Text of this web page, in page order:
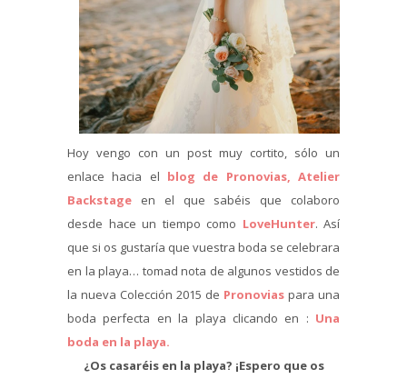
Hoy vengo con un post muy cortito, sólo un
enlace hacia el blog de Pronovias, Atelier
Backstage en el que sabéis que colaboro
desde hace un tiempo como LoveHunter. Así
que si os gustaría que vuestra boda se celebrara
en la playa… tomad nota de algunos vestidos de
la nueva Colección 2015 de Pronovias para una
boda perfecta en la playa clicando en : Una
boda en la playa.
¿Os casaréis en la playa? ¡Espero que os